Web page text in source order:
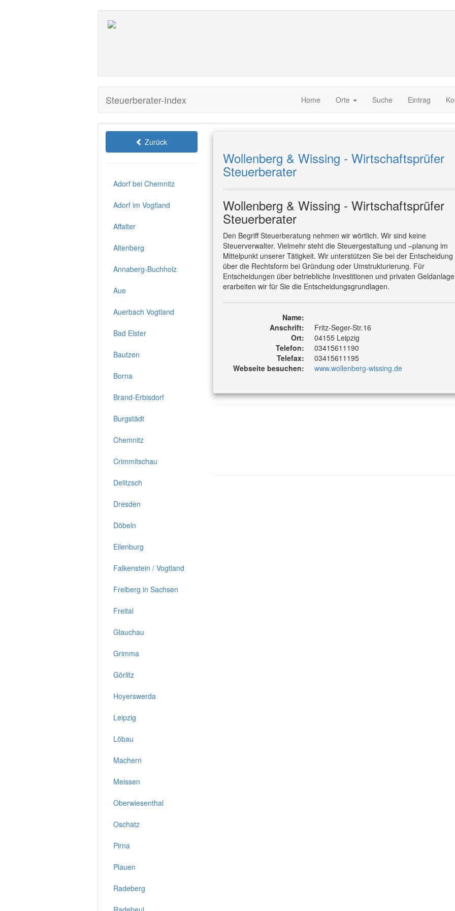
Steuerberater-Index Home Orte Suche Eintrag
Zurück
Adorf bei Chemnitz
Adorf im Vogtland
Affalter
Altenberg
Annaberg-Buchholz
Aue
Auerbach Vogtland
Bad Elster
Bautzen
Borna
Brand-Erbisdorf
Burgstädt
Chemnitz
Crimmitschau
Delitzsch
Dresden
Döbeln
Eilenburg
Falkenstein / Vogtland
Freiberg in Sachsen
Freital
Glauchau
Grimma
Görlitz
Hoyerswerda
Leipzig
Löbau
Machern
Meissen
Oberwiesenthal
Oschatz
Pirna
Plauen
Radeberg
Wollenberg & Wissing - Wirtschaftsprüfer
Steuerberater
Wollenberg & Wissing - Wirtschaftsprüfer
Steuerberater
Den Begriff Steuerberatung nehmen wir wörtlich. Wir sind keine
Steuerverwalter. Vielmehr steht die Steuergestaltung und –planung im
Mittelpunkt unserer Tätigkeit. Wir unterstützen Sie bei der Entscheidung
über die Rechtsform bei Gründung oder Umstrukturierung. Für
Entscheidungen über betriebliche Investitionen und privaten
erarbeiten wir für Sie die Entscheidungsgrundlagen.
Name:
Anschrift:
Fritz-Seger-Str.16
Ort:
04155 Leipzig
Telefon:
03415611190
Telefax:
03415611195
Webseite besuchen:
www.wollenberg-wissing.de